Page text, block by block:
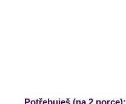
Potřebuješ (na 2 porce):